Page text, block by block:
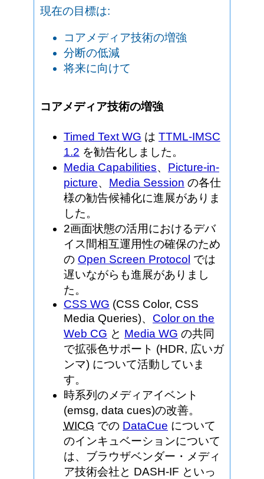
現在の目標は:
コアメディア技術の増強
分断の低減
将来に向けて
コアメディア技術の増強
Timed Text WG は TTML-IMSC
1.2 を勧告化しました。
Media Capabilities、 Picture-in-
picture、 Media Session の各仕
様の勧告候補化に進展がありま
した。
2画面状態の活用におけるデバ
イス間相互運用性の確保のため
の Open Screen Protocol では
遅いながらも進展がありまし
た。
CSS WG (CSS Color, CSS
Media Queries)、 Color on the
Web CG と Media WG の共同
で拡張色サポート (HDR, 広いガ
ンマ) について活動していま
す。
時系列のメディアイベント
(emsg, data cues)の改善。
WICG での DataCue について
のインキュベーションについて
は、ブラウザベンダー・メディ
ア技術会社と DASH-IF といっ